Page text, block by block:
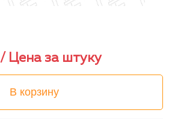
/ Цена за штуку
В корзину